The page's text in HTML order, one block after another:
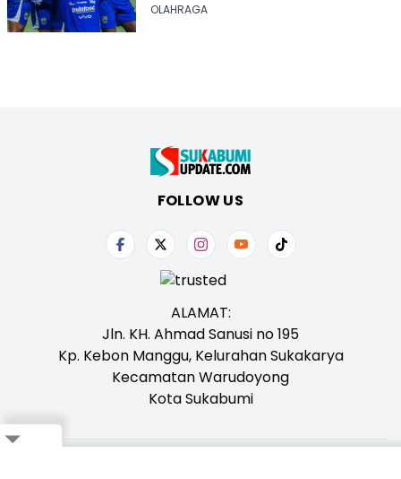
OLAHRAGA
FOLLOW US
ALAMAT:
Jln. KH. Ahmad Sanusi no 195
Kp. Kebon Manggu, Kelurahan Sukakarya
Kecamatan Warudoyong
Kota Sukabumi